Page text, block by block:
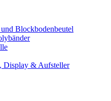
Blockbodenbeutel
Display & Aufsteller